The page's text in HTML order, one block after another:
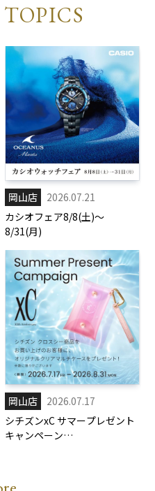
岡山店
2026.07.21
カシオフェア8/8(土)～
8/31(月)
岡山店
2026.07.17
シチズンxC サマープレゼント
キャンペーン